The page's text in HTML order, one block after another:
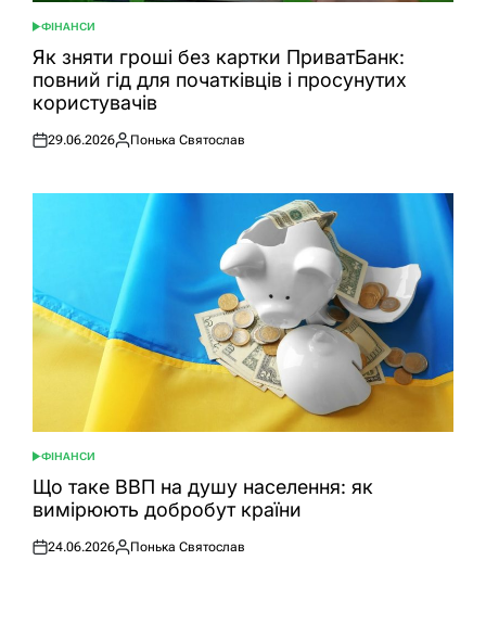
ОПУБЛІКУВАТИ
У
ФІНАНСИ
Як зняти гроші без картки ПриватБанк:
повний гід для початківців і просунутих
користувачів
Оприлюднено
29.06.2026
Опубліковано
Понька Святослав
ОПУБЛІКУВАТИ
У
ФІНАНСИ
Що таке ВВП на душу населення: як
вимірюють добробут країни
Оприлюднено
24.06.2026
Опубліковано
Понька Святослав